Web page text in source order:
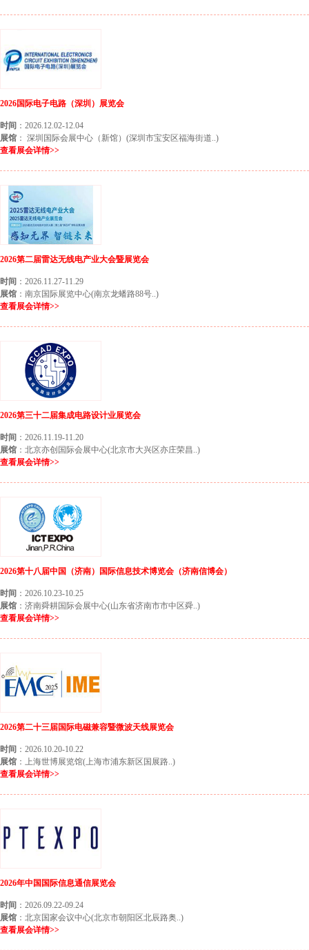
2026国际电子电路（深圳）展览会
时间 ：2026.12.02-12.04
展馆 ： 深圳国际会展中心（新馆）(深圳市宝安区福海街道..)
查看展会详情>>
2026第二届雷达无线电产业大会暨展览会
时间 ：2026.11.27-11.29
展馆 ：南京国际展览中心(南京龙蟠路88号..)
查看展会详情>>
2026第三十二届集成电路设计业展览会
时间 ：2026.11.19-11.20
展馆 ：北京亦创国际会展中心(北京市大兴区亦庄荣昌..)
查看展会详情>>
2026第十八届中国（济南）国际信息技术博览会（济南信博会）
时间 ：2026.10.23-10.25
展馆 ：济南舜耕国际会展中心(山东省济南市市中区舜..)
查看展会详情>>
2026第二十三届国际电磁兼容暨微波天线展览会
时间 ：2026.10.20-10.22
展馆 ：上海世博展览馆(上海市浦东新区国展路..)
查看展会详情>>
2026年中国国际信息通信展览会
时间 ：2026.09.22-09.24
展馆 ：北京国家会议中心(北京市朝阳区北辰路奥..)
查看展会详情>>